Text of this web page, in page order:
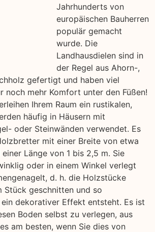
Jahrhunderts von
europäischen Bauherren
populär gemacht
wurde. Die
Landhausdielen sind in
der Regel aus Ahorn-,
gefertigt und haben viel
noch mehr Komfort unter den Füßen!
Ihrem Raum ein rustikalen,
häufig in Häusern mit
oder Steinwänden verwendet. Es
mit einer Breite von etwa
Länge von 1 bis 2,5 m. Sie
oder in einem Winkel verlegt
d. h. die Holzstücke
Stück geschnitten und so
dekorativer Effekt entsteht. Es ist
Boden selbst zu verlegen, aus
am besten, wenn Sie dies von